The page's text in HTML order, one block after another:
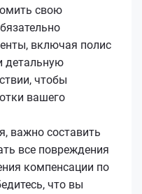
свою
включая полис
детальную
чтобы
вашего
важно составить
все повреждения
компенсации по
что вы